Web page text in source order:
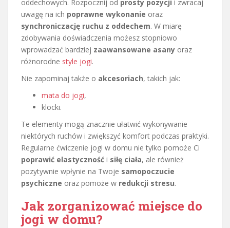
oddechowych. Rozpocznij od prosty pozycji i zwracaj
uwagę na ich poprawne wykonanie oraz
synchroniczację ruchu z oddechem. W miarę
zdobywania doświadczenia możesz stopniowo
wprowadzać bardziej zaawansowane asany oraz
różnorodne style jogi.
Nie zapominaj także o akcesoriach, takich jak:
mata do jogi,
klocki.
Te elementy mogą znacznie ułatwić wykonywanie
niektórych ruchów i zwiększyć komfort podczas praktyki.
Regularne ćwiczenie jogi w domu nie tylko pomoże Ci
poprawić elastyczność i siłę ciała, ale również
pozytywnie wpłynie na Twoje samopoczucie
psychiczne oraz pomoże w redukcji stresu.
Jak zorganizować miejsce do
jogi w domu?